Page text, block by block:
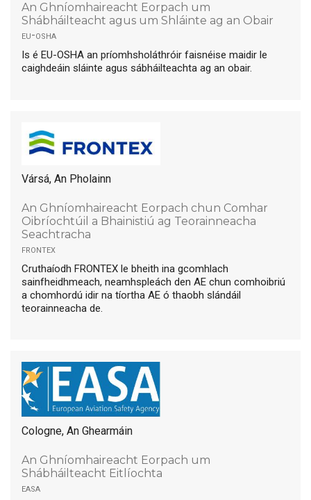
An Ghníomhaireacht Eorpach um
Shábháilteacht agus um Shláinte ag an Obair
eu-osha
Is é EU-OSHA an príomhsholáthróir faisnéise maidir le
caighdeáin sláinte agus sábháilteachta ag an obair.
Vársá, An Pholainn
An Ghníomhaireacht Eorpach chun Comhar
Oibríochtúil a Bhainistiú ag Teorainneacha
Seachtracha
frontex
Cruthaíodh FRONTEX le bheith ina gcomhlach
sainfheidhmeach, neamhspleách den AE chun comhoibriú
a chomhordú idir na tíortha AE ó thaobh slándáil
teorainneacha de.
Cologne, An Ghearmáin
An Ghníomhaireacht Eorpach um
Shábháilteacht Eitlíochta
easa